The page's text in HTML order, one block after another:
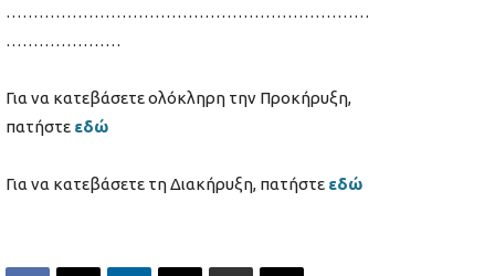
…………………………………………………………
…………………
Για να κατεβάσετε ολόκληρη την Προκήρυξη,
πατήστε εδώ
Για να κατεβάσετε τη Διακήρυξη, πατήστε εδώ